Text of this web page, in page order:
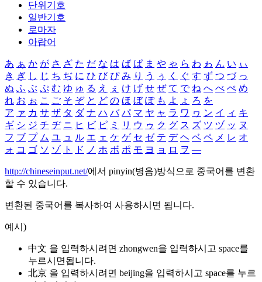
단위기호
일반기호
로마자
아랍어
あ ぁ か が さ ざ た だ な は ば ぱ ま や ゃ ら わ ゎ ん い ぃ
き ぎ し じ ち ぢ に ひ び ぴ み り う ぅ く ぐ す ず つ づ っ
ぬ ふ ぶ ぷ む ゆ ゅ る え ぇ け げ せ ぜ て で ね へ べ ぺ め
れ お ぉ こ ご そ ぞ と ど の ほ ぼ ぽ も よ ょ ろ を
ア ァ カ サ ザ タ ダ ナ ハ バ パ マ ヤ ャ ラ ワ ヮ ン イ ィ キ
ギ シ ジ チ ヂ ニ ヒ ビ ピ ミ リ ウ ゥ ク グ ス ズ ツ ヅ ッ ヌ
フ ブ プ ム ユ ュ ル エ ェ ケ ゲ セ ゼ テ デ ヘ ベ ペ メ レ オ
ォ コ ゴ ソ ゾ ト ド ノ ホ ボ ポ モ ヨ ョ ロ ヲ ―
http://chineseinput.net/에서 pinyin(병음)방식으로 중국어를 변환
할 수 있습니다.
변환된 중국어를 복사하여 사용하시면 됩니다.
예시)
中文 을 입력하시려면 zhongwen을 입력하시고 space를
누르시면됩니다.
北京 을 입력하시려면 beijing을 입력하시고 space를 누르